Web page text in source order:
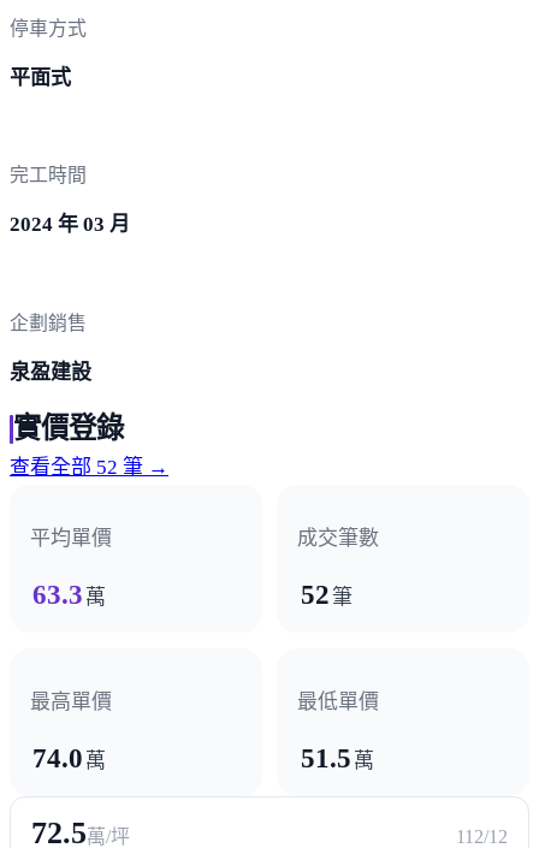
停車方式
平面式
完工時間
2024 年 03 月
企劃銷售
泉盈建設
實價登錄
查看全部 52 筆 →
平均單價
63.3 萬
成交筆數
52筆
最高單價
74.0 萬
最低單價
51.5 萬
72.5萬/坪
112/12